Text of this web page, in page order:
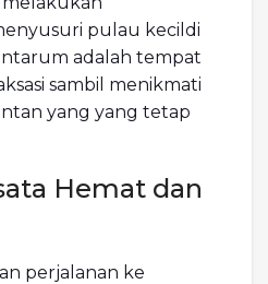
pulau kecildi
adalah tempat
sambil menikmati
yang yang tetap
Hemat dan
perjalanan ke